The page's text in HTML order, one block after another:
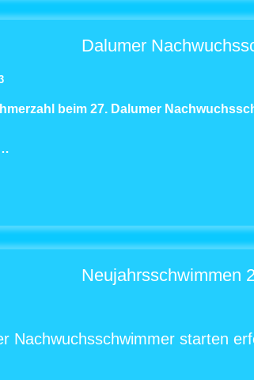
Dalumer
beim 27. Dalumer
Neujahrsschwimmen
Nachwuchsschwimmer starten